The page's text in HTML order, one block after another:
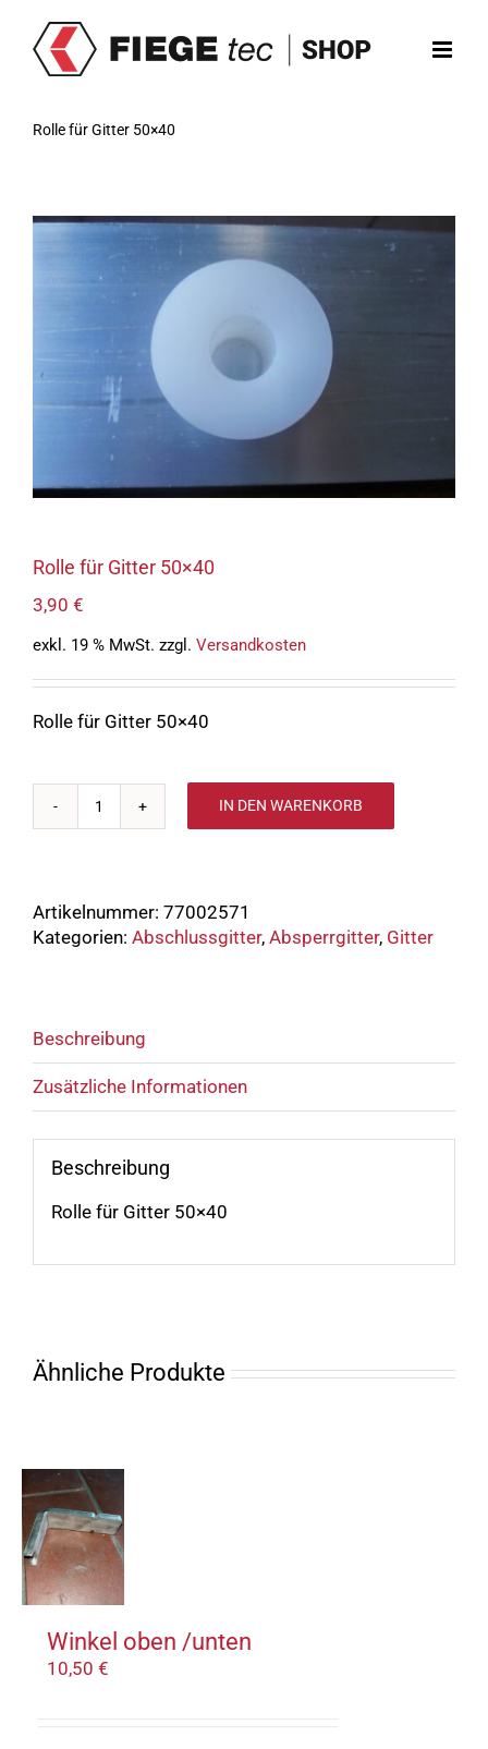
Inhalt
springen
Rolle für Gitter 50×40
Rolle für Gitter 50×40
3,90 €
exkl. 19 % MwSt. zzgl. Versandkosten
Rolle für Gitter 50×40
Rolle
Menge
IN DEN WARENKORB
Artikelnummer: 77002571
Kategorien: Abschlussgitter, Absperrgitter, Gitter
Beschreibung
Zusätzliche Informationen
Beschreibung
Rolle für Gitter 50×40
Ähnliche Produkte
Winkel oben /unten
10,50 €